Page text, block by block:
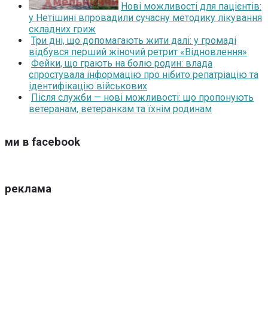
Нові можливості для пацієнтів:
у Нетішині впровадили сучасну методику лікування
складних гриж
Три дні, що допомагають жити далі: у громаді
відбувся перший жіночий ретрит «Відновлення»
Фейки, що грають на болю родин: влада
спростувала інформацію про нібито репатріацію та
ідентифікацію військових
Після служби — нові можливості: що пропонують
ветеранам, ветеранкам та їхнім родинам
ми в facebook
реклама